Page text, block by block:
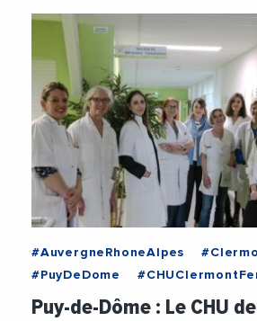
#AuvergneRhoneAlpes
#PuyDeDome
#Hopital
#Innovation #Sante
Puy-de-Dôme : Le CHU